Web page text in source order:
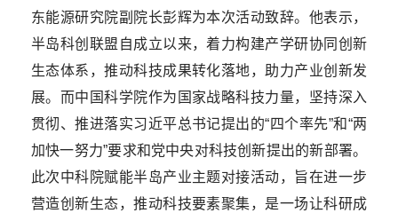
东能源研究院副院长彭辉为本次活动致辞。他表示，
半岛科创联盟自成立以来，着力构建产学研协同创新
生态体系，推动科技成果转化落地，助力产业创新发
展。而中国科学院作为国家战略科技力量，坚持深入
贯彻、推进落实习近平总书记提出的“四个率先”和“两
加快一努力”要求和党中央对科技创新提出的新部署。
此次中科院赋能半岛产业主题对接活动，旨在进一步
营造创新生态，推动科技要素聚集，是一场让科研成